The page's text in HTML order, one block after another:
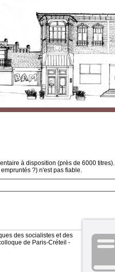
à disposition (près de 6000 titres).
?) n'est pas fiable.
des socialistes et des
de Paris-Créteil -